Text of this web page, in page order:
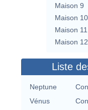
Maison 9
Maison 10
Maison 11
Maison 12
Liste
Neptune
Vénus